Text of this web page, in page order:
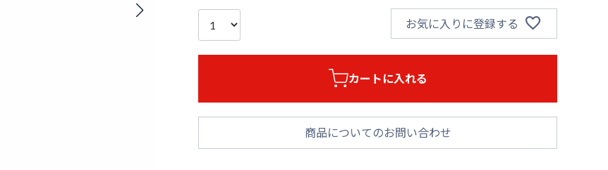
お気に入りに登録する
カートに入れる
商品についてのお問い合わせ